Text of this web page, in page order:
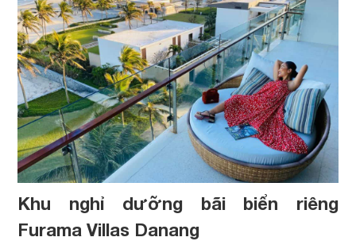
Khu nghỉ dưỡng bãi biển riêng
Furama Villas Danang